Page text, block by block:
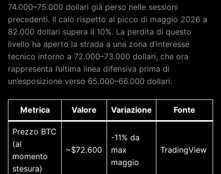
74.000–75.000 dollari già perso nelle sessioni
precedenti. Il calo rispetto al picco di maggio 2026 a
82.000 dollari supera il 10%. La perdita di questo
livello ha aperto la strada a una zona d’interesse
tecnico intorno a 72.000–73.000 dollari, che ora
rappresenta l’ultima linea difensiva prima di
un’esposizione verso 65.000–66.000 dollari.
Metrica Valore Variazione Fonte
Prezzo BTC
(al
momento
stesura)
~$72.600
-11% da
max
maggio
TradingView